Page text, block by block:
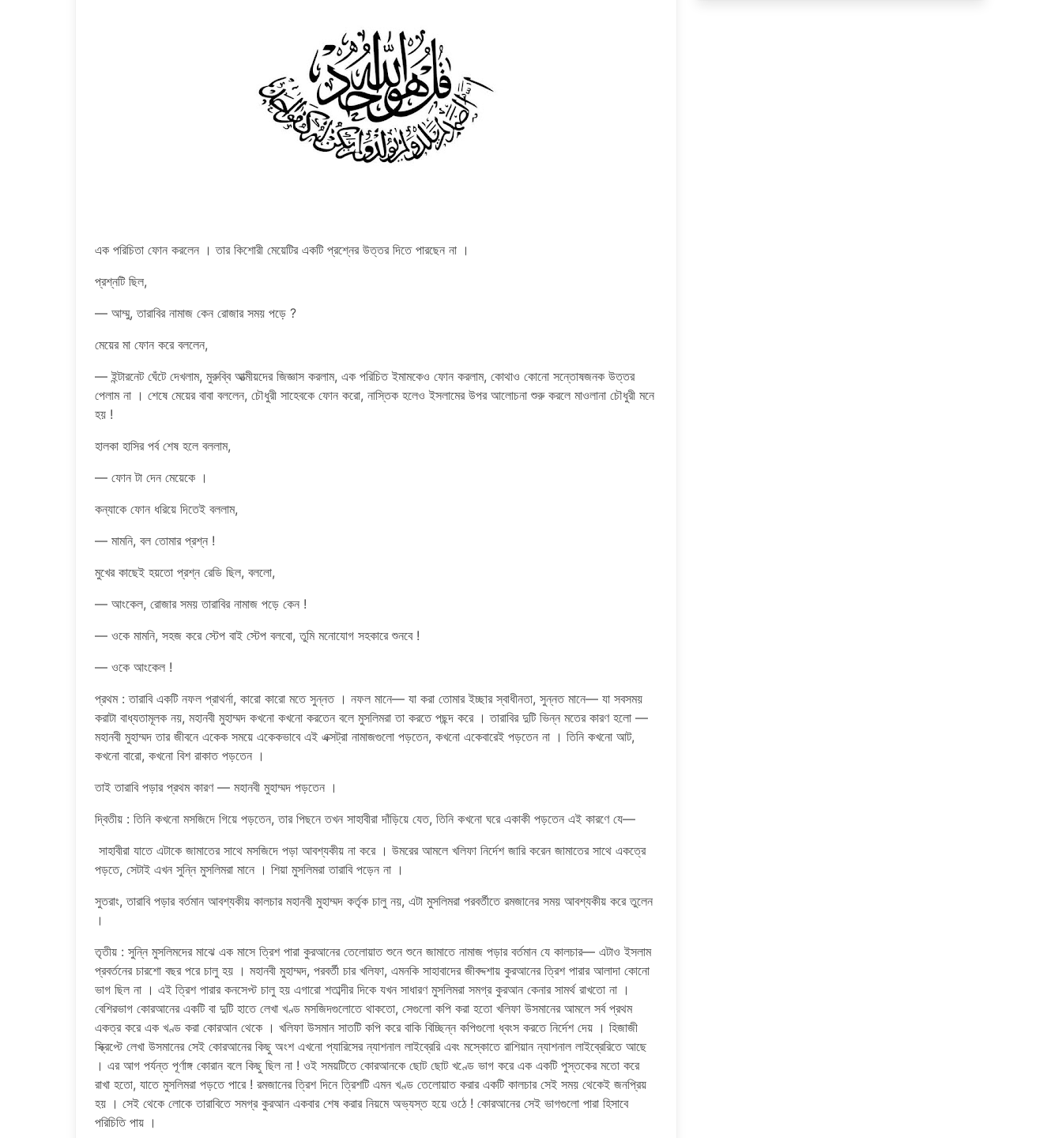
এক পরিচিতা ফোন করলেন । তার কিশোরী মেয়েটির একটি প্রশ্নের উত্তর দিতে পারছেন না ।
প্রশ্নটি ছিল,
— আম্মু, তারাবির নামাজ কেন রোজার সময় পড়ে ?
মেয়ের মা ফোন করে বললেন,
— ইন্টারনেট ঘেঁটে দেখলাম, মুরুব্বি আত্মীয়দের জিজ্ঞাস করলাম, এক পরিচিত ইমামকেও ফোন করলাম, কোথাও কোনো সন্তোষজনক উত্তর
পেলাম না । শেষে মেয়ের বাবা বললেন, চৌধুরী সাহেবকে ফোন করো, নাস্তিক হলেও ইসলামের উপর আলোচনা শুরু করলে মাওলানা চৌধুরী মনে
হয় !
হালকা হাসির পর্ব শেষ হলে বললাম,
— ফোন টা দেন মেয়েকে ।
কন্যাকে ফোন ধরিয়ে দিতেই বললাম,
— মামনি, বল তোমার প্রশ্ন !
মুখের কাছেই হয়তো প্রশ্ন রেডি ছিল, বললো,
— আংকেল, রোজার সময় তারাবির নামাজ পড়ে কেন !
— ওকে মামনি, সহজ করে স্টেপ বাই স্টেপ বলবো, তুমি মনোযোগ সহকারে শুনবে !
— ওকে আংকেল !
প্রথম : তারাবি একটি নফল প্রাথর্না, কারো কারো মতে সুন্নত । নফল মানে— যা করা তোমার ইচ্ছার স্বাধীনতা, সুন্নত মানে— যা সবসময়
করাটা বাধ্যতামূলক নয়, মহানবী মুহাম্মদ কখনো কখনো করতেন বলে মুসলিমরা তা করতে পছন্দ করে । তারাবির দুটি ভিন্ন মতের কারণ হলো —
মহানবী মুহাম্মদ তার জীবনে একেক সময়ে একেকভাবে এই এক্সট্রা নামাজগুলো পড়তেন, কখনো একেবারেই পড়তেন না । তিনি কখনো আট,
কখনো বারো, কখনো বিশ রাকাত পড়তেন ।
তাই তারাবি পড়ার প্রথম কারণ — মহানবী মুহাম্মদ পড়তেন ।
দ্বিতীয় : তিনি কখনো মসজিদে গিয়ে পড়তেন, তার পিছনে তখন সাহাবীরা দাঁড়িয়ে যেত, তিনি কখনো ঘরে একাকী পড়তেন এই কারণে যে—
সাহাবীরা যাতে এটাকে জামাতের সাথে মসজিদে পড়া আবশ্যকীয় না করে । উমরের আমলে খলিফা নির্দেশ জারি করেন জামাতের সাথে একত্রে
পড়তে, সেটাই এখন সুন্নি মুসলিমরা মানে । শিয়া মুসলিমরা তারাবি পড়েন না ।
সুতরাং, তারাবি পড়ার বর্তমান আবশ্যকীয় কালচার মহানবী মুহাম্মদ কর্তৃক চালু নয়, এটা মুসলিমরা পরবর্তীতে রমজানের সময় আবশ্যকীয় করে তুলেন
।
তৃতীয় : সুন্নি মুসলিমদের মাঝে এক মাসে ত্রিশ পারা কুরআনের তেলোয়াত শুনে শুনে জামাতে নামাজ পড়ার বর্তমান যে কালচার— এটাও ইসলাম
প্রবর্তনের চারশো বছর পরে চালু হয় । মহানবী মুহাম্মদ, পরবর্তী চার খলিফা, এমনকি সাহাবাদের জীবদ্দশায় কুরআনের ত্রিশ পারার আলাদা কোনো
ভাগ ছিল না । এই ত্রিশ পারার কনসেপ্ট চালু হয় এগারো শতাব্দীর দিকে যখন সাধারণ মুসলিমরা সমগ্র কুরআন কেনার সামর্থ রাখতো না ।
বেশিরভাগ কোরআনের একটি বা দুটি হাতে লেখা খণ্ড মসজিদগুলোতে থাকতো, সেগুলো কপি করা হতো খলিফা উসমানের আমলে সর্ব প্রথম
একত্র করে এক খণ্ড করা কোরআন থেকে । খলিফা উসমান সাতটি কপি করে বাকি বিচ্ছিন্ন কপিগুলো ধ্বংস করতে নির্দেশ দেয় । হিজাজী
স্ক্রিপ্টে লেখা উসমানের সেই কোরআনের কিছু অংশ এখনো প্যারিসের ন্যাশনাল লাইব্রেরি এবং মস্কোতে রাশিয়ান ন্যাশনাল লাইব্রেরিতে আছে
। এর আগ পর্যন্ত পূর্ণাঙ্গ কোরান বলে কিছু ছিল না ! ওই সময়টিতে কোরআনকে ছোট ছোট খণ্ডে ভাগ করে এক একটি পুস্তকের মতো করে
রাখা হতো, যাতে মুসলিমরা পড়তে পারে ! রমজানের ত্রিশ দিনে ত্রিশটি এমন খণ্ড তেলোয়াত করার একটি কালচার সেই সময় থেকেই জনপ্রিয়
হয় । সেই থেকে লোকে তারাবিতে সমগ্র কুরআন একবার শেষ করার নিয়মে অভ্যস্ত হয়ে ওঠে ! কোরআনের সেই ভাগগুলো পারা হিসাবে
পরিচিতি পায় ।